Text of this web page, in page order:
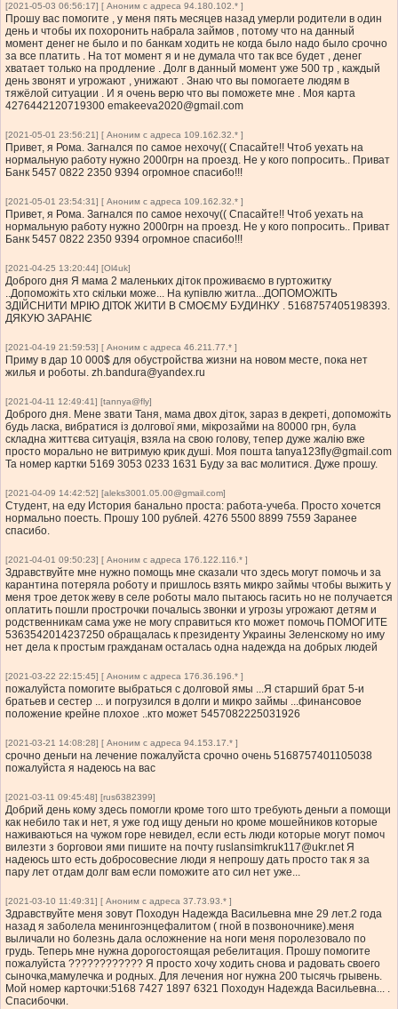
[2021-05-03 06:56:17] [ Аноним с адреса 94.180.102.* ]
Прошу вас помогите , у меня пять месяцев назад умерли родители в один
день и чтобы их похоронить набрала займов , потому что на данный
момент денег не было и по банкам ходить не когда было надо было срочно
за все платить . На тот момент я и не думала что так все будет , денег
хватает только на продление . Долг в данный момент уже 500 тр , каждый
день звонят и угрожают , унижают . Знаю что вы помогаете людям в
тяжёлой ситуации . И я очень верю что вы поможете мне . Моя карта
4276442120719300 emakeeva2020@gmail.com
[2021-05-01 23:56:21] [ Аноним с адреса 109.162.32.* ]
Привет, я Рома. Загнался по самое нехочу(( Спасайте!! Чтоб уехать на
нормальную работу нужно 2000грн на проезд. Не у кого попросить.. Приват
Банк 5457 0822 2350 9394 огромное спасибо!!!
[2021-05-01 23:54:31] [ Аноним с адреса 109.162.32.* ]
Привет, я Рома. Загнался по самое нехочу(( Спасайте!! Чтоб уехать на
нормальную работу нужно 2000грн на проезд. Не у кого попросить.. Приват
Банк 5457 0822 2350 9394 огромное спасибо!!!
[2021-04-25 13:20:44] [Ol4uk]
Доброго дня Я мама 2 маленьких діток проживаємо в гуртожитку
..Допоможіть хто скільки може... На купівлю житла...ДОПОМОЖІТЬ
ЗДІЙСНИТИ МРІЮ ДІТОК ЖИТИ В СМОЄМУ БУДИНКУ . 5168757405198393.
ДЯКУЮ ЗАРАНІЄ
[2021-04-19 21:59:53] [ Аноним с адреса 46.211.77.* ]
Приму в дар 10 000$ для обустройства жизни на новом месте, пока нет
жилья и роботы. zh.bandura@yandex.ru
[2021-04-11 12:49:41] [tannya@fly]
Доброго дня. Мене звати Таня, мама двох діток, зараз в декреті, допоможіть
будь ласка, вибратися із долгової ями, мікрозайми на 80000 грн, була
складна життєва ситуація, взяла на свою голову, тепер дуже жалію вже
просто морально не витримую крик душі. Моя пошта tanya123fly@gmail.com
Та номер картки 5169 3053 0233 1631 Буду за вас молитися. Дуже прошу.
[2021-04-09 14:42:52] [aleks3001.05.00@gmail.com]
Студент, на еду История банально проста: работа-учеба. Просто хочется
нормально поесть. Прошу 100 рублей. 4276 5500 8899 7559 Заранее
спасибо.
[2021-04-01 09:50:23] [ Аноним с адреса 176.122.116.* ]
Здравствуйте мне нужно помощь мне сказали что здесь могут помочь и за
карантина потеряла роботу и пришлось взять микро займы чтобы выжить у
меня трое деток жеву в селе роботы мало пытаюсь гасить но не получается
оплатить пошли прострочки почалысь звонки и угрозы угрожают детям и
родственникам сама уже не могу справиться кто может помочь ПОМОГИТЕ
5363542014237250 обращалась к президенту Украины Зеленскому но иму
нет дела к простым гражданам осталась одна надежда на добрых людей
[2021-03-22 22:15:45] [ Аноним с адреса 176.36.196.* ]
пожалуйста помогите выбраться с долговой ямы ...Я старший брат 5-и
братьев и сестер ... и погрузился в долги и микро займы ...финансовое
положение крейне плохое ..кто может 5457082225031926
[2021-03-21 14:08:28] [ Аноним с адреса 94.153.17.* ]
срочно деньги на лечение пожалуйста срочно очень 5168757401105038
пожалуйста я надеюсь на вас
[2021-03-11 09:45:48] [rus6382399]
Добрий день кому здесь помогли кроме того што требують деньги а помощи
как небило так и нет, я уже год ищу деньги но кроме мошейников которые
наживаються на чужом горе невидел, если есть люди которые могут помоч
вилезти з борговои ями пишите на почту ruslansimkruk117@ukr.netЯ
надеюсь што есть добросовесние люди я непрошу дать просто так я за
пару лет отдам долг вам если поможите ато сил нет уже...
[2021-03-10 11:49:31] [ Аноним с адреса 37.73.93.* ]
Здравствуйте меня зовут Походун Надежда Васильевна мне 29 лет.2 года
назад я заболела менингоэнцефалитом ( гной в позвоночнике).меня
выличали но болезнь дала осложнение на ноги меня поролезовало по
грудь. Теперь мне нужна дорогостоящая ребелитация. Прошу помогите
пожалуйста ???????????? Я просто хочу ходить снова и радовать своего
сыночка,мамулечка и родных. Для лечения ног нужна 200 тысячь грывень.
Мой номер карточки:5168 7427 1897 6321 Походун Надежда Васильевна... .
Спасибочки.